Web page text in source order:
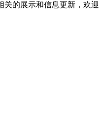
关的展示和信息更新，欢